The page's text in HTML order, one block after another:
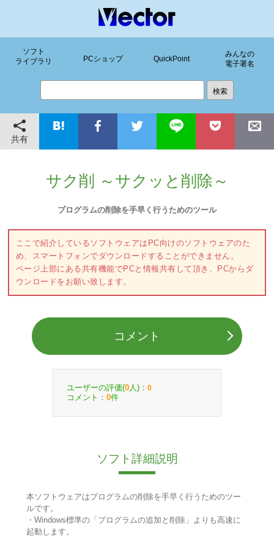
ソフト
ライブラリ
PCショップ QuickPoint
みんなの
電子署名
共有
サク削 ～サクッと削除～
プログラムの削除を手早く行うためのツール
ここで紹介しているソフトウェアはPC向けのソフトウェアのた
め、スマートフォンでダウンロードすることができません。
ページ上部にある共有機能でPCと情報共有して頂き、PCからダ
ウンロードをお願い致します。
コメント
ユーザーの評価(0 人)： 0
コメント： 0件
ソフト詳細説明
本ソフトウェアはプログラムの削除を手早く行うためのツー
ルです。
・Windows標準の「プログラムの追加と削除」よりも高速に
起動します。